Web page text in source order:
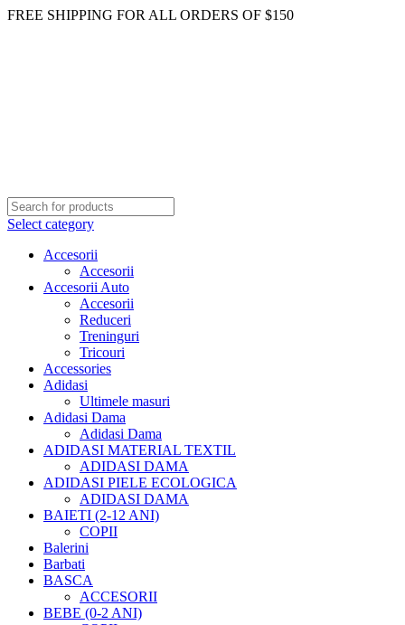
FREE SHIPPING FOR ALL ORDERS OF $150
Select category
Accesorii
Accesorii
Accesorii Auto
Accesorii
Reduceri
Treninguri
Tricouri
Accessories
Adidasi
Ultimele masuri
Adidasi Dama
Adidasi Dama
ADIDASI MATERIAL TEXTIL
ADIDASI DAMA
ADIDASI PIELE ECOLOGICA
ADIDASI DAMA
BAIETI (2-12 ANI)
COPII
Balerini
Barbati
BASCA
ACCESORII
BEBE (0-2 ANI)